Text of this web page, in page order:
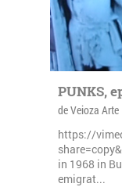
PUNKS,
de Veioza Arte
https://
in 1968 in
emigrat...